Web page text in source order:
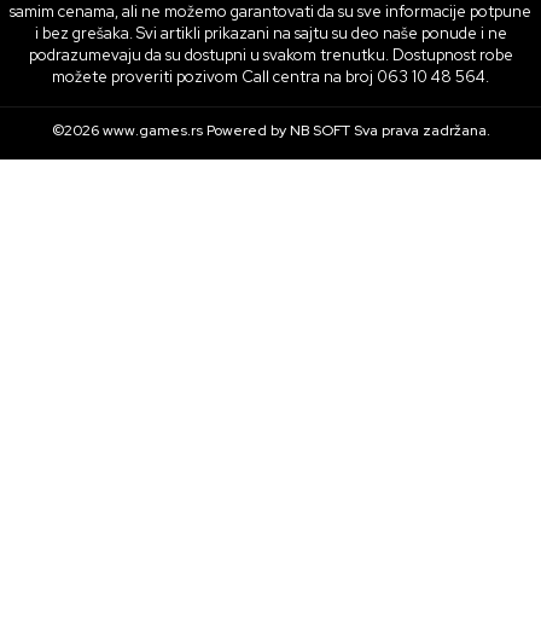
samim cenama, ali ne možemo garantovati da su sve informacije potpune
i bez grešaka. Svi artikli prikazani na sajtu su deo naše ponude i ne
podrazumevaju da su dostupni u svakom trenutku. Dostupnost robe
možete proveriti pozivom Call centra na broj 063 10 48 564.
©2026www.games.rs Powered byNB SOFTSva prava zadržana.